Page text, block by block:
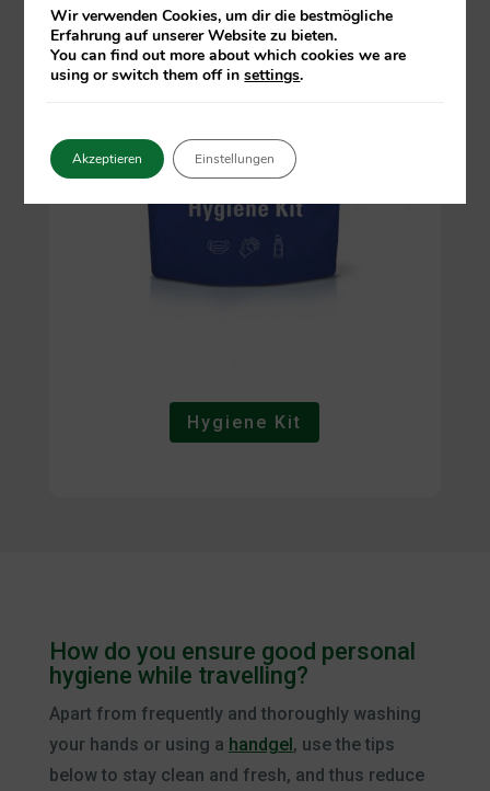
Hygiene Kit
How do you ensure good personal
hygiene while travelling?
Apart from frequently and thoroughly washing
your hands or using a handgel, use the tips
below to stay clean and fresh, and thus reduce
Wir verwenden Cookies, um dir die bestmögliche
Erfahrung auf unserer Website zu bieten.
You can find out more about which cookies we are
using or switch them off insettings.
Akzeptieren Einstellungen